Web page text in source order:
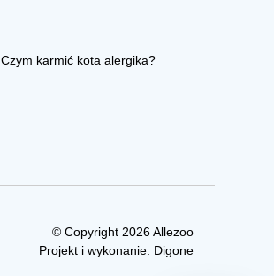
Czym karmić kota alergika?
© Copyright 2026 Allezoo
Projekt i wykonanie: Digone